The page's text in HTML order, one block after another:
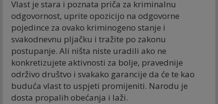
Vlast je stara i poznata priča za kriminalnu
odgovornost, uprite opozicijo na odgovorne
pojedince za ovako kriminogeno stanje i
svakodnevnu pljačku i tražite po zakonu
postupanje. Ali ništa niste uradili ako ne
konkretizujete aktivnosti za bolje, pravednije
održivo društvo i svakako garancije da će te kao
buduća vlast to uspjeti promijeniti. Narodu je
dosta propalih obećanja i laži.